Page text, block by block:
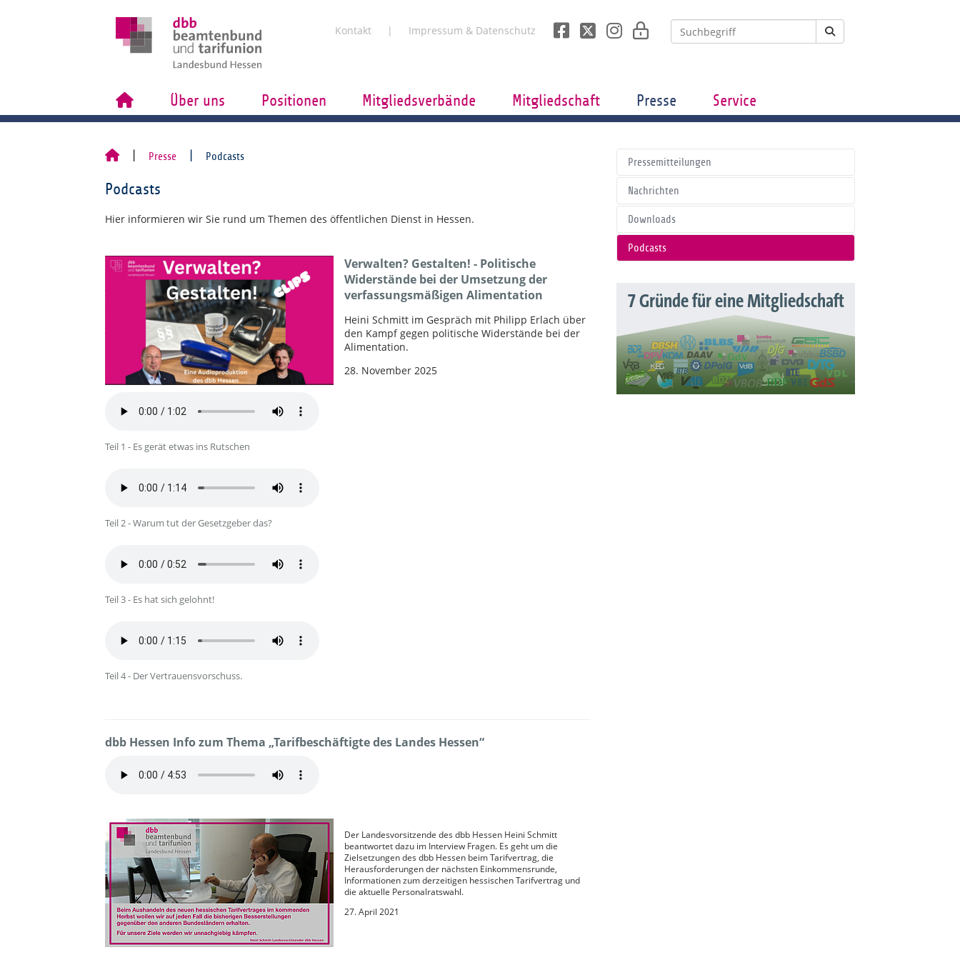
Kontakt Impressum & Datenschutz
Über uns Positionen Mitgliedsverbände Mitgliedschaft Presse Service
Presse Podcasts
Podcasts
Hier informieren wir Sie rund um Themen des öffentlichen Dienst in Hessen.
Verwalten? Gestalten! - Politische
Widerstände bei der Umsetzung der
verfassungsmäßigen Alimentation
Heini Schmitt im Gespräch mit Philipp Erlach über
den Kampf gegen politische Widerstände bei der
Alimentation.
28. November 2025
Teil 1 - Es gerät etwas ins Rutschen
Teil 2 - Warum tut der Gesetzgeber das?
Teil 3 - Es hat sich gelohnt!
Teil 4 - Der Vertrauensvorschuss.
dbb Hessen Info zum Thema „Tarifbeschäftigte des Landes Hessen“
Der Landesvorsitzende des dbb Hessen Heini Schmitt
beantwortet dazu im Interview Fragen. Es geht um die
Zielsetzungen des dbb Hessen beim Tarifvertrag, die
Herausforderungen der nächsten Einkommensrunde,
Informationen zum derzeitigen hessischen Tarifvertrag und
die aktuelle Personalratswahl.
27. April 2021
Pressemitteilungen
Nachrichten
Downloads
Podcasts
7 Gründe für eine Mitgliedschaft